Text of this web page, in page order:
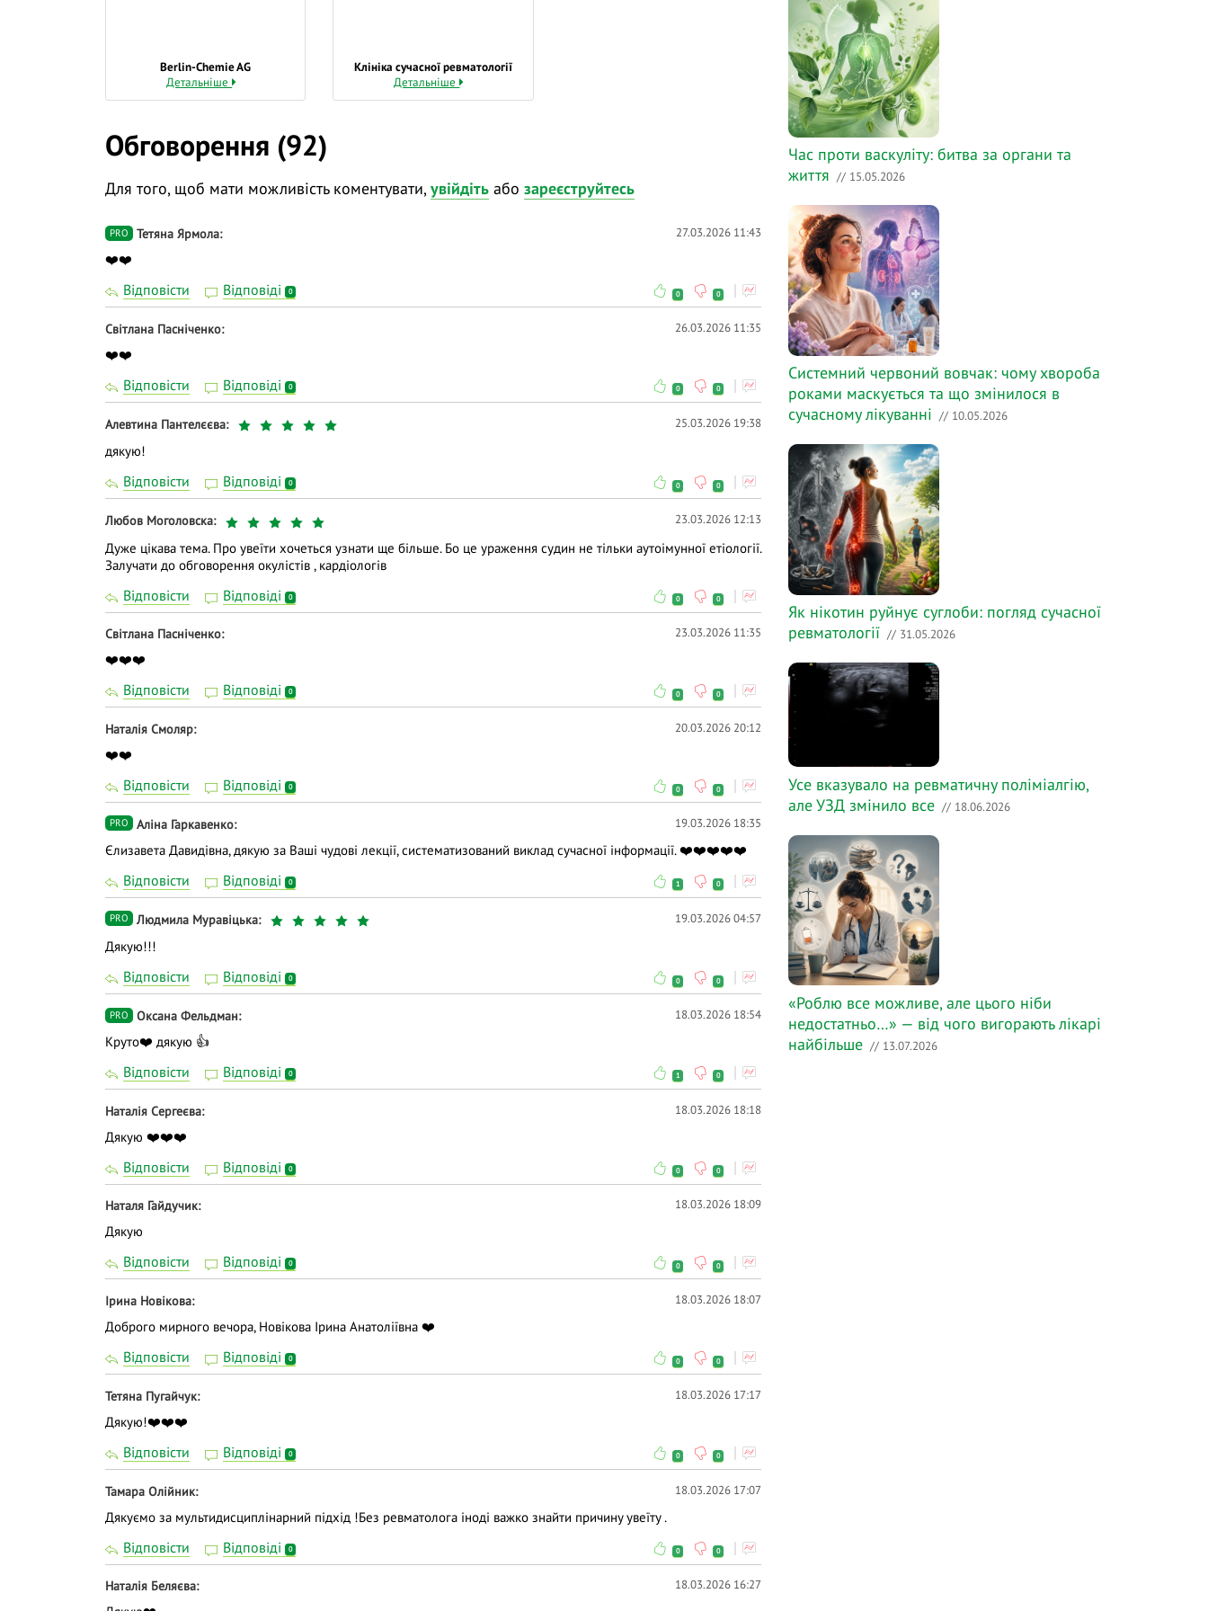
Berlin-Chemie AG
Детальніше
Клініка сучасної ревматології
Детальніше
Обговорення (92)
Для того, щоб мати можливість коментувати, увійдіть або зареєструйтесь
PRO Тетяна Ярмола 27.03.2026 11:43
❤️❤️
Відповісти Відповіді 0 0 0
Світлана Пасніченко 26.03.2026 11:35
❤️❤️
Відповісти Відповіді 0 0 0
Алевтина Пантелєєва 25.03.2026 19:38
дякую!
Відповісти Відповіді 0 0 0
Любов Моголовска 23.03.2026 12:13
Дуже цікава тема. Про увеїти хочеться узнати ще більше. Бо це ураження судин не тільки аутоімунної етіології.
Залучати до обговорення окулістів , кардіологів
Відповісти Відповіді 0 0 0
Світлана Пасніченко 23.03.2026 11:35
❤️❤️❤️
Відповісти Відповіді 0 0 0
Наталія Смоляр 20.03.2026 20:12
❤️❤️
Відповісти Відповіді 0 0 0
PRO Аліна Гаркавенко 19.03.2026 18:35
Єлизавета Давидівна, дякую за Ваші чудові лекції, систематизований виклад сучасної інформації. ❤️❤️❤️❤️❤️
Відповісти Відповіді 0 1 0
PRO Людмила Муравіцька 19.03.2026 04:57
Дякую!!!
Відповісти Відповіді 0 0 0
PRO Оксана Фельдман 18.03.2026 18:54
Круто❤️ дякую 👍
Відповісти Відповіді 0 1 0
Наталія Сергеєва 18.03.2026 18:18
Дякую ❤️❤️❤️
Відповісти Відповіді 0 0 0
Наталя Гайдучик 18.03.2026 18:09
Дякую
Відповісти Відповіді 0 0 0
Ірина Новікова 18.03.2026 18:07
Доброго мирного вечора, Новікова Ірина Анатоліївна ❤️
Відповісти Відповіді 0 0 0
Тетяна Пугайчук 18.03.2026 17:17
Дякую!❤️❤️❤️
Відповісти Відповіді 0 0 0
Тамара Олійник 18.03.2026 17:07
Дякуємо за мультидисциплінарний підхід !Без ревматолога іноді важко знайти причину увеїту .
Відповісти Відповіді 0 0 0
Наталія Беляєва 18.03.2026 16:27
Час проти васкуліту: битва за органи та
життя // 15.05.2026
Системний червоний вовчак: чому хвороба
роками маскується та що змінилося в
сучасному лікуванні // 10.05.2026
Як нікотин руйнує суглоби: погляд сучасної
ревматології // 31.05.2026
Усе вказувало на ревматичну поліміалгію,
але УЗД змінило все // 18.06.2026
«Роблю все можливе, але цього ніби
недостатньо…» — від чого вигорають лікарі
найбільше // 13.07.2026